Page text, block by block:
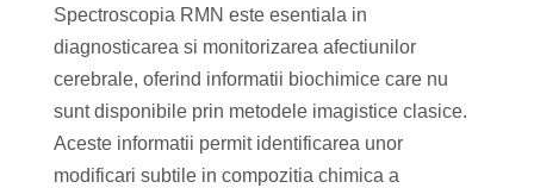
Spectroscopia RMN este esentiala in
diagnosticarea si monitorizarea afectiunilor
cerebrale, oferind informatii biochimice care nu
sunt disponibile prin metodele imagistice clasice.
Aceste informatii permit identificarea unor
modificari subtile in compozitia chimica a